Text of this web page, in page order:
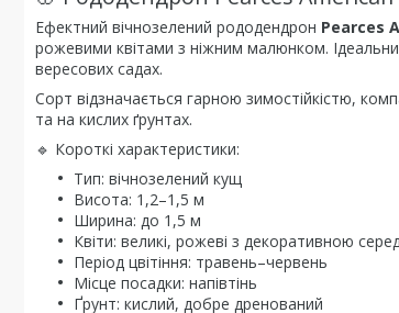
Ефектний вічнозелений рододендрон Pearces
рожевими квітами з ніжним малюнком.
вересових садах.
Сорт відзначається гарною зимостійкістю,
та на кислих ґрунтах.
🔹 Короткі характеристики:
Тип: вічнозелений кущ
Висота: 1,2–1,5 м
Ширина: до 1,5 м
Квіти: великі, рожеві з декоративною
Період цвітіння: травень–червень
Місце посадки: напівтінь
Ґрунт: кислий, добре дренований